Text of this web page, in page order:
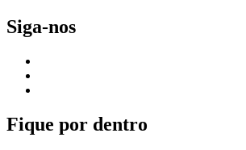
Siga-nos
Fique por dentro